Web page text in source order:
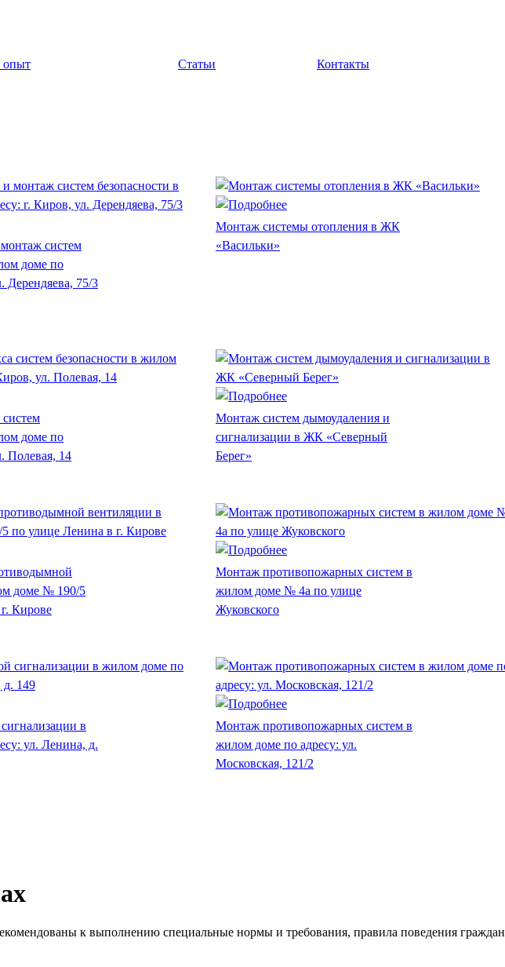
Статьи Контакты
систем
доме по
Дерендяева, 75/3
Монтаж системы отопления в ЖК
«Васильки»
доме по
Полевая, 14
Монтаж систем дымоудаления и
сигнализации в ЖК «Северный
Берег»
доме № 190/5
Кирове
Монтаж противопожарных систем в
жилом доме № 4а по улице
Жуковского
в
ул. Ленина, д.
Монтаж противопожарных систем в
жилом доме по адресу: ул.
Московская, 121/2
к выполнению специальные нормы и требования, правила поведения граждан